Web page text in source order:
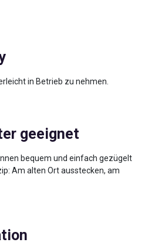
in Betrieb zu nehmen.
geeignet
bequem und einfach gezügelt
Am alten Ort ausstecken, am